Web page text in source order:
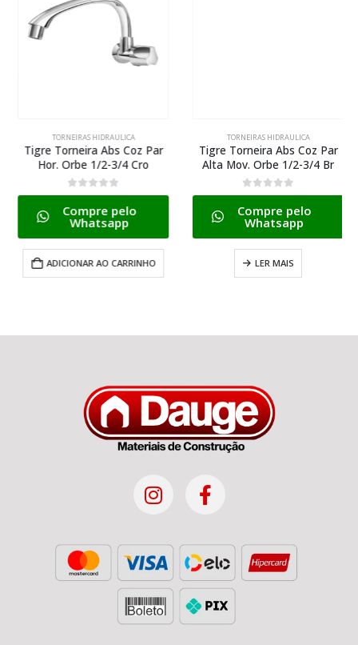
TORNEIRAS HIDRAULICA
Tigre Torneira Abs Coz Par
Hor. Orbe 1/2-3/4 Cro
0de 5
Compre pelo
Whatsapp
ADICIONAR AO CARRINHO
TORNEIRAS HIDRAULICA
Tigre Torneira Abs Coz Par
Alta Mov. Orbe 1/2-3/4 Br
0de 5
Compre pelo
Whatsapp
LER MAIS